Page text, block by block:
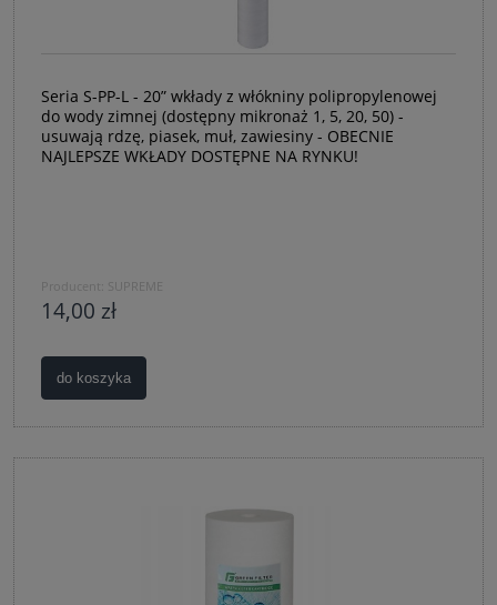
Seria S-PP-L - 20” wkłady z włókniny polipropylenowej
do wody zimnej (dostępny mikronaż 1, 5, 20, 50) -
usuwają rdzę, piasek, muł, zawiesiny - OBECNIE
NAJLEPSZE WKŁADY DOSTĘPNE NA RYNKU!
Producent: SUPREME
14,00 zł
do koszyka